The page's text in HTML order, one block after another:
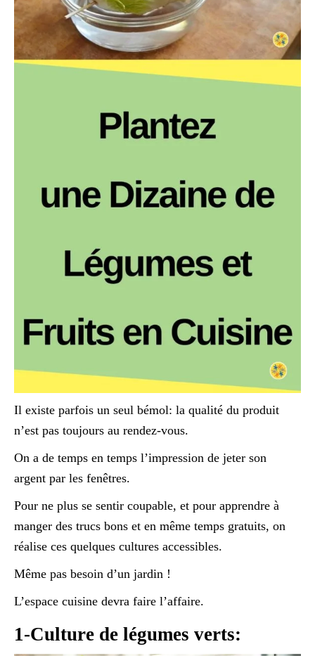
Il existe parfois un seul bémol: la qualité du produit
n’est pas toujours au rendez-vous.
On a de temps en temps l’impression de jeter son
argent par les fenêtres.
Pour ne plus se sentir coupable, et pour apprendre à
manger des trucs bons et en même temps gratuits, on
réalise ces quelques cultures accessibles.
Même pas besoin d’un jardin !
L’espace cuisine devra faire l’affaire.
1-Culture de légumes verts: